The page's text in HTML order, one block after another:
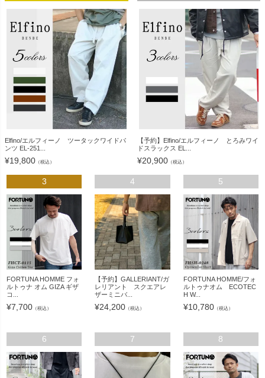
Elfino/エルフィーノ ツータックワイドパ
ンツ EL-251...
¥19,800 （税込）
【予約】Elfino/エルフィーノ とろみワイ
ドスラックス EL...
¥20,900（税込）
3
FORTUNA HOMME フォ
ルトゥナ オム GIZA ギザ
コ...
¥7,700 （税込）
4
【予約】GALLERIANT/ガ
レリアント スクエアレ
ザーミニバ...
¥24,200 （税込）
5
FORTUNA HOMME/フォ
ルトゥナオム ECOTEC
H W...
¥10,780（税込）
6 7 8